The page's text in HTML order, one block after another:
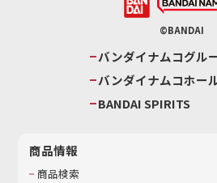
©BANDAI
バンダイナムコグル
バンダイナムコホー
BANDAI SPIRITS
商品情報
商品検索